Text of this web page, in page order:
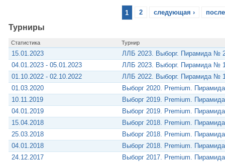
1 2 следующая ›
Турниры
Статистика Турнир
15.01.2023
ЛЛБ 2023. Выборг. Пирамида №
04.01.2023 - 05.01.2023
ЛЛБ 2023. Выборг. Пирамида №
01.10.2022 - 02.10.2022
ЛЛБ 2022. Выборг. Пирамида №
01.03.2020
Выборг 2020. Premium.
10.11.2019
Выборг 2019. Premium.
04.01.2019
Выборг 2019. Premium.
15.04.2018
Выборг 2018. Premium.
25.03.2018
Выборг 2018. Premium.
04.01.2018
Выборг 2018. Premium.
24.12.2017
Выборг 2017. Premium.